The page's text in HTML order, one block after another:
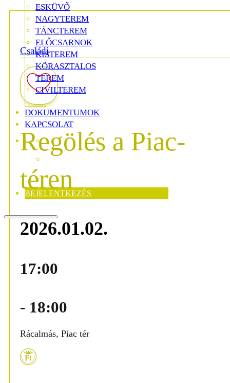
ESKÜVŐ
NAGYTEREM
TÁNCTEREM
ELŐCSARNOK
KISTEREM
KÖRASZTALOS
TEREM
CIVILTEREM
DOKUMENTUMOK
KAPCSOLAT
BEJELENTKEZÉS
Családi
Regölés a Piac-
téren
2026.01.02.
17:00
- 18:00
Rácalmás, Piac tér